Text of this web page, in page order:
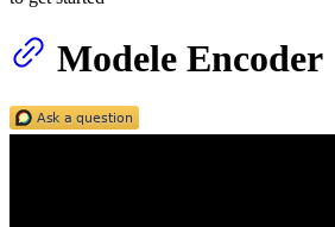
Modele Encoder